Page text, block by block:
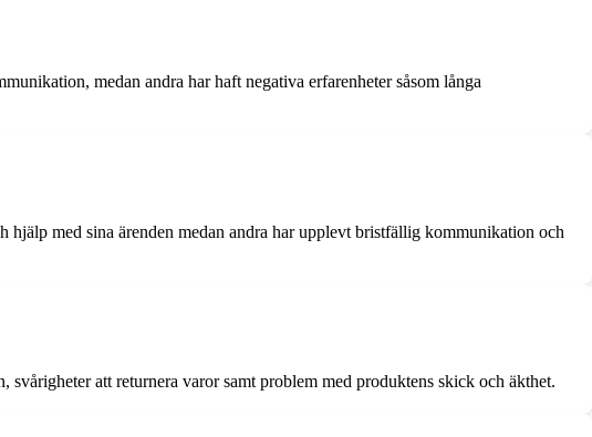
medan andra har haft negativa erfarenheter såsom långa
med sina ärenden medan andra har upplevt bristfällig kommunikation och
att returnera varor samt problem med produktens skick och äkthet.